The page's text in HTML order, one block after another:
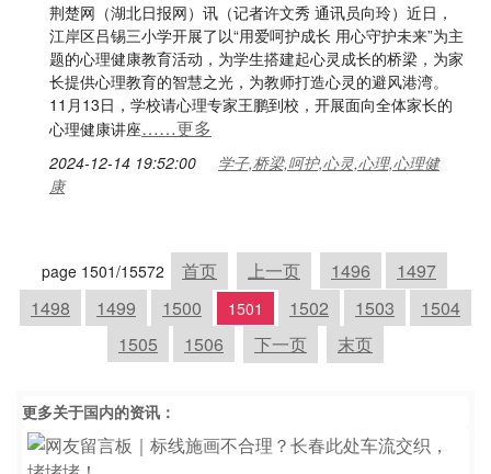
荆楚网（湖北日报网）讯（记者许文秀 通讯员向玲）近日，
江岸区吕锡三小学开展了以“用爱呵护成长 用心守护未来”为主
题的心理健康教育活动，为学生搭建起心灵成长的桥梁，为家
长提供心理教育的智慧之光，为教师打造心灵的避风港湾。
11月13日，学校请心理专家王鹏到校，开展面向全体家长的
心理健康讲座……更多
2024-12-14 19:52:00
学子,桥梁,呵护,心灵,心理,心理健
康
page 1501/15572 首页 上一页 1496
1497
1498
1499 1500 1501 1502 1503
1504
1505
1506 下一页 末页
更多关于国内的资讯：